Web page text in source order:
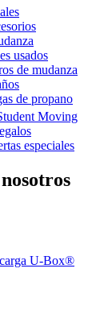
usados
de mudanza
de propano
Moving
especiales
U-Box®